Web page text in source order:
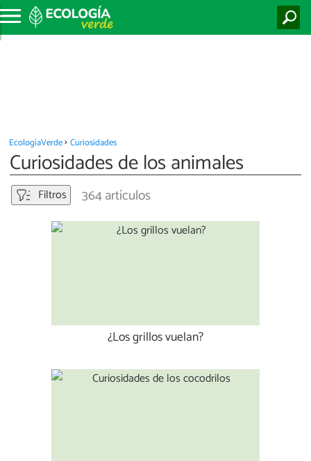
EcologíaVerde Curiosidades
Curiosidades de los animales
Filtros 364 artículos
¿Los grillos vuelan?